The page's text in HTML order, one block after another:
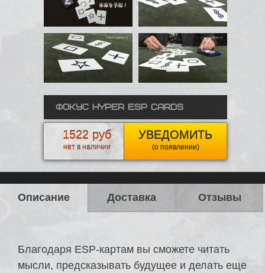
Фокус Hyper ESP Cards
УВЕДОМИТЬ
(о появлении)
1522 руб
нет в наличии
Описание Доставка Отзывы
Благодаря ESP-картам вы сможете читать
мысли, предсказывать будущее и делать еще